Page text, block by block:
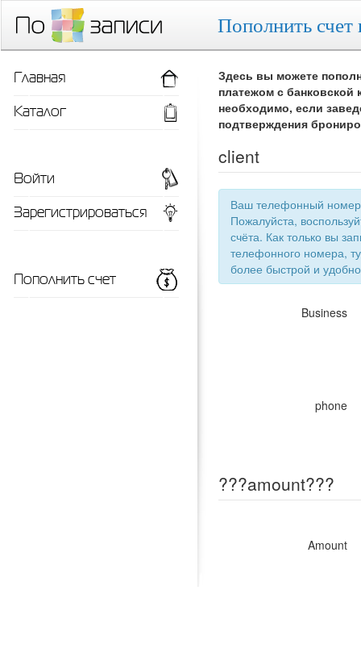
Пополнить счет
Здесь вы можете
платежом с
необходимо, если
подтверждения
client
Ваш телефонный номер
Пожалуйста,
счёта. Как только вы
телефонного номера,
более
Business
phone
???amount???
Amount
Главная
Каталог
Войти
Зарегистрироваться
Пополнить счет